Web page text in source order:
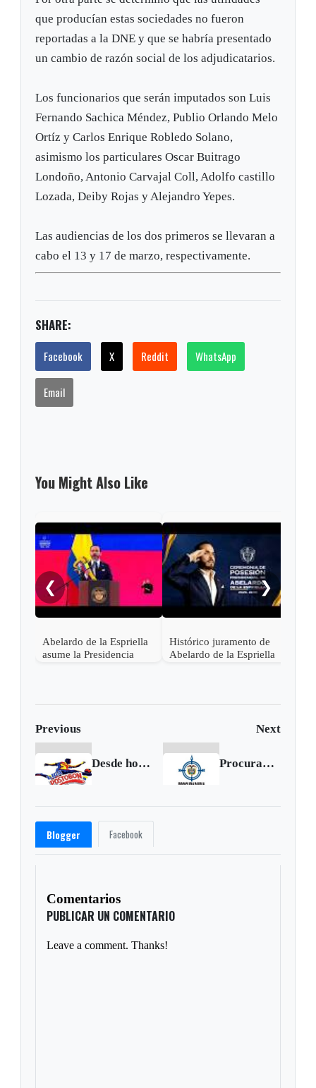
que producían estas sociedades no fueron
reportadas a la DNE y que se habría presentado
un cambio de razón social de los adjudicatarios.
Los funcionarios que serán imputados son Luis
Fernando Sachica Méndez, Publio Orlando Melo
Ortíz y Carlos Enrique Robledo Solano,
asimismo los particulares Oscar Buitrago
Londoño, Antonio Carvajal Coll, Adolfo castillo
Lozada, Deiby Rojas y Alejandro Yepes.
Las audiencias de los dos primeros se llevaran a
cabo el 13 y 17 de marzo, respectivamente.
SHARE:
Facebook X Reddit WhatsApp
Email
You Might Also Like
❮
Abelardo de la Espriella
asume la Presidencia
Histórico juramento de
Abelardo de la Espriella
❯
Previous Next
Desde hoy se juega la sexta fecha de la Liga Procuraduría formuló pliego de cargos contra exalcalde de Motavita
Blogger Facebook
Comentarios
PUBLICAR UN COMENTARIO
Leave a comment. Thanks!